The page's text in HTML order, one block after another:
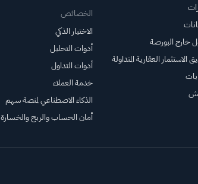
خارج البورصة
الاستثمار العقارية المتداولة
الخصائص
الاختيار الذكي
أدوات التحليل
أدوات التداول
خدمة العملاء
الذكاء الاصطناعي لمنصة سهم
أمان الحساب والربح والخسارة